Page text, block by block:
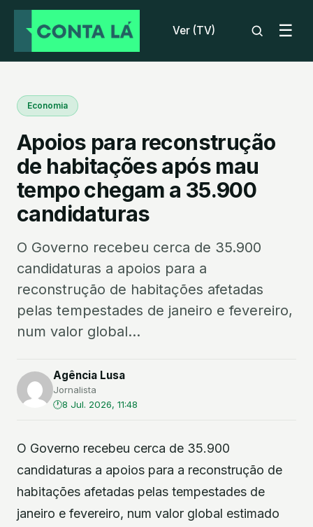
Ver (TV) ☰
Economia
Apoios para reconstrução
de habitações após mau
tempo chegam a 35.900
candidaturas
O Governo recebeu cerca de 35.900
candidaturas a apoios para a
reconstrução de habitações afetadas
pelas tempestades de janeiro e fevereiro,
num valor global...
Agência Lusa
Jornalista
8 Jul. 2026, 11:48
O Governo recebeu cerca de 35.900
candidaturas a apoios para a reconstrução de
habitações afetadas pelas tempestades de
janeiro e fevereiro, num valor global estimado